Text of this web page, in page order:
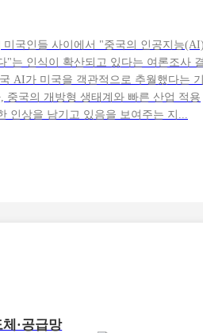
국인들 사이에서 "중국의 인공지능
"는 인식이 확산되고 있다는 여론조사
AI가 미국을 객관적으로 추월했다는
중국의 개방형 생태계와 빠른 산업 적용
인상을 남기고 있음을 보여주는 지...
·공급망